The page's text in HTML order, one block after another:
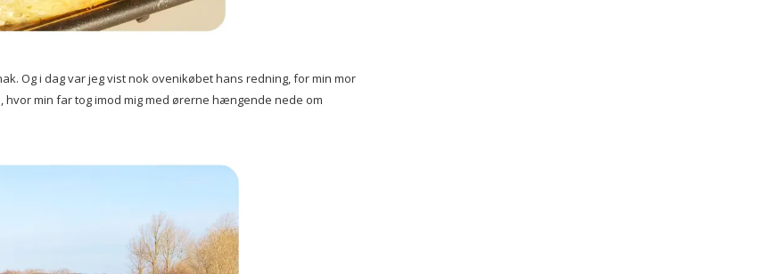
Og i dag var jeg vist nok ovenikøbet hans redning, for min mor
min far tog imod mig med ørerne hængende nede om